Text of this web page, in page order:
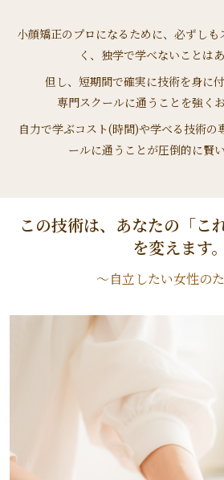
小顔矯正のプロになるために、必ずし
く、独学で学べないことは
但し、短期間で確実に技術を身に
専門スクールに通うことを強く
自力で学ぶコスト(時間)や学べる技術の
ールに通うことが圧倒的に賢
この技術は、あなたの「こ
を変えます。
～自立したい女性の